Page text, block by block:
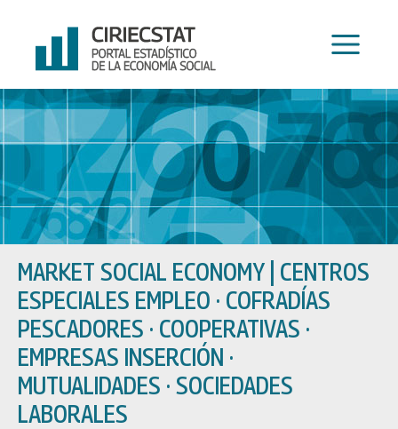
content
MARKET SOCIAL ECONOMY CENTROS
ESPECIALES EMPLEO · COFRADÍAS
PESCADORES · COOPERATIVAS ·
EMPRESAS INSERCIÓN ·
MUTUALIDADES · SOCIEDADES
LABORALES